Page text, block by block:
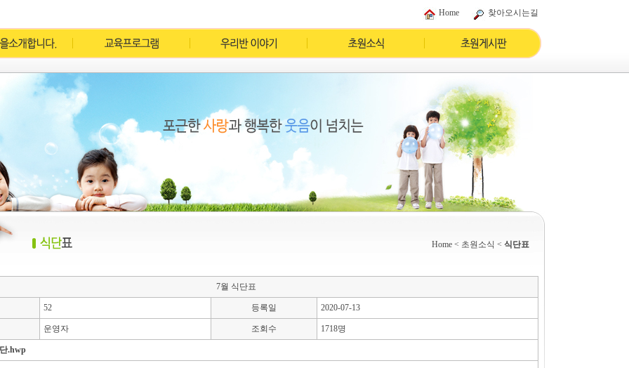
Home 찾아오시는길
Home < 초원소식 < 식단표
7월 식단표
52 등록일 2020-07-13
운영자 조회수 1718명
.hwp